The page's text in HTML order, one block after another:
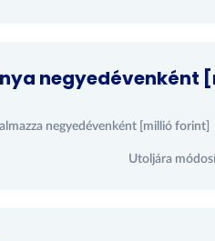
negyedévenként
negyedévenként [millió forint]
Utoljára